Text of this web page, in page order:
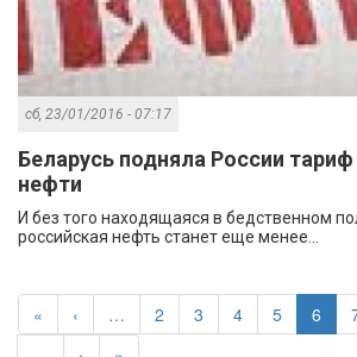
сб, 23/01/2016 - 07:17
Беларусь подняла России тариф
нефти
И без того находящаяся в бедственном
российская нефть станет еще менее...
« ‹ … 2 3 4 5 6